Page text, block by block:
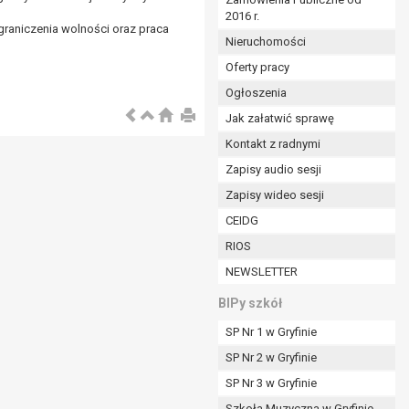
wolności oraz praca
2016 r.
Nieruchomości
Oferty pracy
Ogłoszenia
Jak załatwić sprawę
Kontakt z radnymi
Zapisy audio sesji
Zapisy wideo sesji
CEIDG
RIOS
NEWSLETTER
BIPy szkół
SP Nr 1 w Gryfinie
SP Nr 2 w Gryfinie
SP Nr 3 w Gryfinie
(Dz.U. z 2017r., poz. 1875 ze zm.) oraz z
Gminy;
i celu określonym w treści zgody.
odbiorcom lub kategoriom odbiorców danych
z terminami archiwizacji określonymi przez
czasu wycofania tej zgody.
do realizacji zawartej umowy, a po tym
na przetwarzanie danych po zakończeniu i
z umowy o dofinansowanie zawartej między